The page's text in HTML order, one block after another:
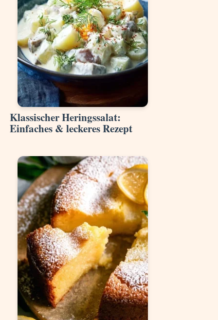
Klassischer Heringssalat:
Einfaches & leckeres Rezept